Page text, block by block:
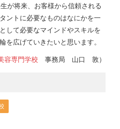
が将来、お客様から信頼される
ントに必要なものはなにかを一
して必要なマインドやスキルを
を広げていきたいと思います。
容専門学校 事務局 山口 敦）